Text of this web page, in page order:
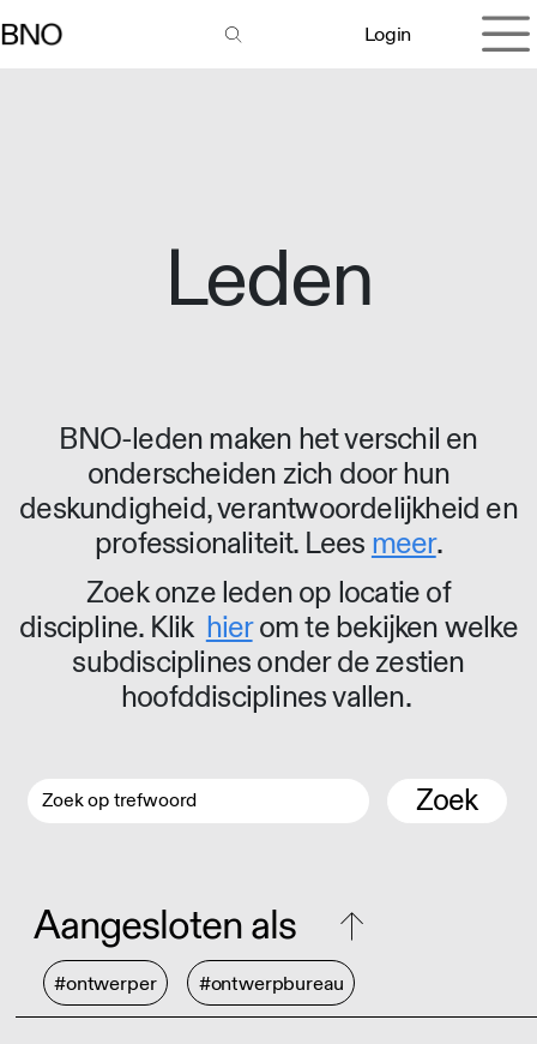
Login
Leden
BNO-leden maken het verschil en
onderscheiden zich door hun
deskundigheid, verantwoordelijkheid en
professionaliteit. Lees meer.
Zoek onze leden op locatie of
discipline. Klik hierom te bekijken welke
subdisciplines onder de zestien
hoofddisciplines vallen.
Zoek
Aangesloten als
#ontwerper #ontwerpbureau